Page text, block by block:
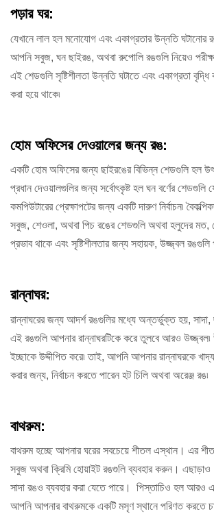
পড়ার ঘর:
যেখানে লাল হল মনোযোগ এবং একাগ্রতার উন্নতি ঘটানোর
আপনি সবুজ, ঘন ছাইরঙ, অথবা রুপোলি রঙগুলি নিয়েও
এই শেডগুলি সৃষ্টিশীলতা উন্নতি ঘটাতে এবং একাগ্রতা বৃদ্ধি
করা হয়ে থাকে৷
হোম অফিসের দেওয়ালের জন্য রঙ:
একটি হোম অফিসের জন্য ছাইরঙের বিভিন্ন শেডগুলি হল
প্রধান দেওয়ালগুলির জন্য সর্বোৎকৃষ্ট হল ঘন বর্ণের শেডগুলি
কমপিউটারের প্রেক্ষাপটের জন্য একটি দারুণ নির্বাচন৷
সবুজ, শেওলা, অথবা পিচ রঙের শেডগুলি অথবা হলুদের মত,
প্রভাব থাকে এবং সৃষ্টিশীলতার জন্য সহায়ক, উজ্জ্বল রঙগুলি
রান্নাঘর:
রান্নাঘরের জন্য আদর্শ রঙগুলির মধ্যে অন্তর্ভুক্ত হয়,
এই রঙগুলি আপনার রান্নাঘরটিকে করে তুলবে আরও উজ্জ্বল৷
ইচ্ছাকে উদ্দীপিত করে৷ তাই, আপনি আপনার রান্নাঘরকে
করার জন্য, নির্বাচন করতে পারেন হট চিলি অথবা অরেঞ্জ রঙ৷
বাথরুম:
বাথরুম হচ্ছে আপনার ঘরের সবচেয়ে শীতল এস্থান। এর
সবুজ অথবা ক্রিমি হোয়াইট রঙগুলি ব্যবহার করুন। এছাড়াও
সাদা রঙও ব্যবহার করা যেতে পারে। পিস্তাচিও হল আরও
আপনি আপনার বাথরুমকে একটি মসৃণ স্থানে পরিণত করতে